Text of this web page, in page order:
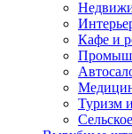
Кафе и
Туризм